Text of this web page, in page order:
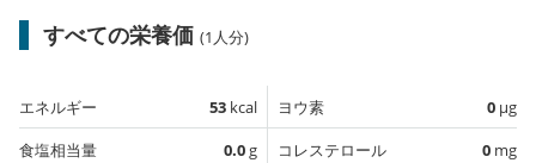
すべての栄養価 (1人分)
エネルギー 53 kcal
食塩相当量
0.0g
ヨウ素 0 µg
コレステロール
0 mg